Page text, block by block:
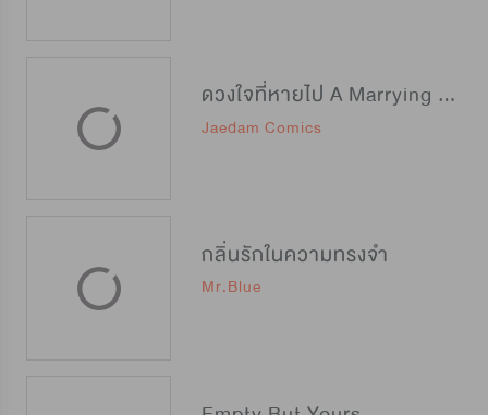
ดวงใจที่หายไป A Marrying Man
Jaedam Comics
กลิ่นรักในความทรงจำ
Mr.Blue